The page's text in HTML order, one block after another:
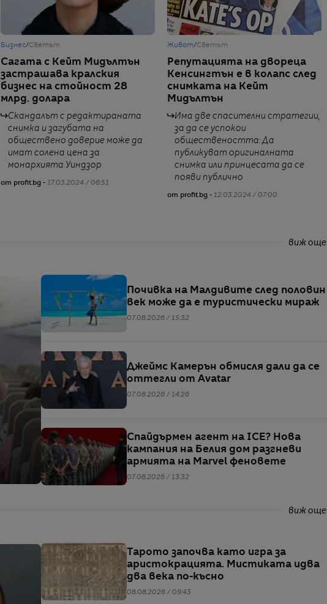
Бизнес/Светът
Сагата с Кейт Мидълтън
застрашава кралския
бизнес на стойност 28
млрд. долара
Скандалът с редактираната
снимка и загубата на
обществено доверие може да
имат солена цена за
монархията Уиндзор
от profit.bg - 17.03.2024 / 06:51
Живот/Светът
Репутацията на двореца
Кенсингтън е в колапс след
снимката на Кейт
Мидълтън
Има две спасителни стратегии,
за да се успокои
обществеността: Да
публикуват оригиналната
снимка или принцесата да се
появи публично
от profit.bg - 12.03.2024 / 07:00
виж още
Почивка на Малдивите след половин
век може да е туристически мираж
07.08.2026 / 15:32
Джеймс Камерън обмисля дали да се
оттегли от Avatar
07.08.2026 / 14:26
Спайдърмен агент на ICE? Нова
кампания на Белия дом разгневи
армията на Marvel феновете
07.08.2026 / 13:32
виж още
Тарото започва като игра за
аристокрацията. Мистиката идва
два века по-късно
08.08.2026 / 09:43